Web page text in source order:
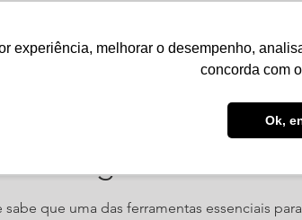
experiência, melhorar o desempenho,
concorda com
Ok,
Serviços Notícias
que uma das ferramentas essenciais